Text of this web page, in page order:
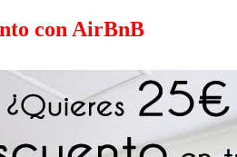
con AirBnB